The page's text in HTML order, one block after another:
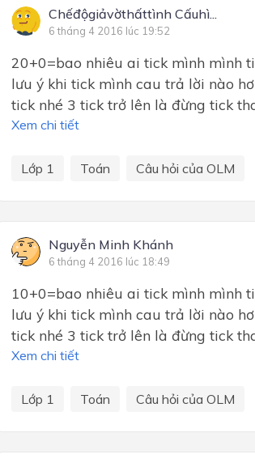
Chếđộgiảvờthấttình Cấuhì...
6 tháng 4 2016 lúc 19:52
20+0=bao nhiêu ai tick mình mình
lưu ý khi tick mình cau trả lời nào
tick nhé 3 tick trở lên là đừng tick
Xem chi tiết
Lớp 1 Toán Câu hỏi của OLM
Nguyễn Minh Khánh
6 tháng 4 2016 lúc 18:49
10+0=bao nhiêu ai tick mình mình
lưu ý khi tick mình cau trả lời nào
tick nhé 3 tick trở lên là đừng tick
Xem chi tiết
Lớp 1 Toán Câu hỏi của OLM